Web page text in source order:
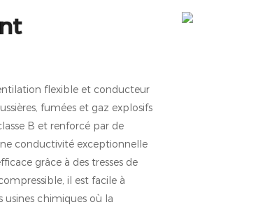
flexible et conducteur
fumées et gaz explosifs
B et renforcé par de
conductivité exceptionnelle
grâce à des tresses de
il est facile à
usines chimiques où la